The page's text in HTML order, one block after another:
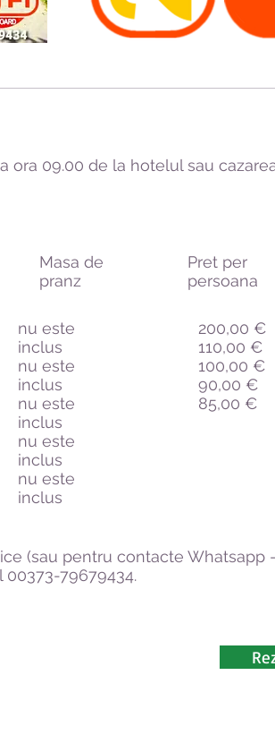
ora 09.00 de la hotelul sau
Masa de
pranz
nu este
inclus
nu este
inclus
nu este
inclus
nu este
inclus
nu este
inclus
Pret per
persoana
200,00 €
110,00 €
100,00 €
90,00 €
85,00 €
(sau pentru contacte Whatsapp
79679434.